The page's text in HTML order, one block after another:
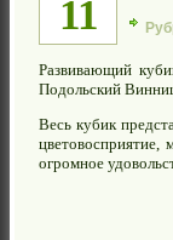
11
Развивающий
Подольский
Весь кубик
огромное